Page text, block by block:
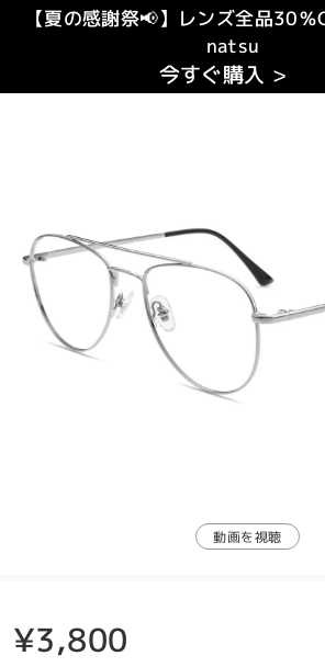
【夏の感謝祭📢】レンズ全品30
natsu
今すぐ購入 >
動画を視聴
¥3,800